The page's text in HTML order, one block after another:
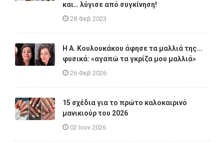
και… λύγισε από συγκίνηση!
28 Φεβ 2023
Η A. Κουλουκάκου άφησε τα μαλλιά της...
φυσικά: «αγαπώ τα γκρίζα μου μαλλιά»
26 Φεβ 2026
15 σχέδια για το πρώτο καλοκαιρινό
μανικιούρ του 2026
02 Ιουν 2026